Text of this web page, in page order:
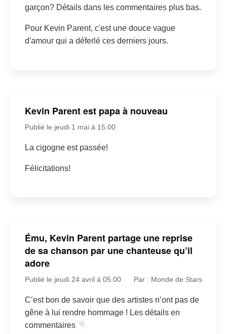
garçon? Détails dans les commentaires plus bas.
Pour Kevin Parent, c'est une douce vague
d'amour qui a déferlé ces derniers jours.
Kevin Parent est papa à nouveau
Publié le jeudi 1 mai à 15:00
La cigogne est passée!
Félicitations!
Ému, Kevin Parent partage une reprise
de sa chanson par une chanteuse qu’il
adore
Publié le jeudi 24 avril à 05:00 Par : Monde de Stars
C’est bon de savoir que des artistes n’ont pas de
gêne à lui rendre hommage ! Les détails en
commentaires